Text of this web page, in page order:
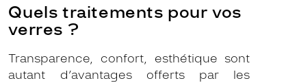
Quels traitements pour vos
verres ?
Transparence, confort, esthétique sont
autant d’avantages offerts par les